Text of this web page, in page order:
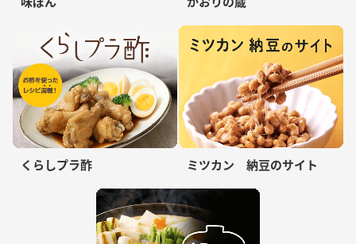
くらしプラ酢 ミツカン 納豆のサイト